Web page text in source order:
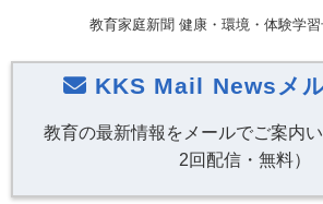
教育家庭新聞 健康・環境・体験学
KKS Mail Newsメ
教育の最新情報をメールでご案内
2回配信・無料）